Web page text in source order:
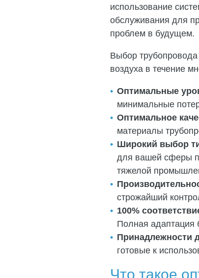
использование
обслуживания для
проблем в будущем.
Выбор
воздуха в течение
Оптимальные
минимальные
Оптимальное
материалы
Широкий выбор
для вашей сферы
тяжелой
строжайший
100%
Полная адаптация
Принадлежности
готовые к
Что такое